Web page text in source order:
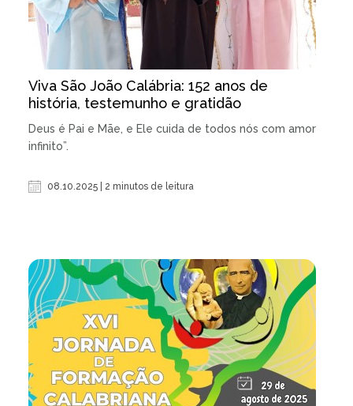
Viva São João Calábria: 152 anos de
história, testemunho e gratidão
Deus é Pai e Mãe, e Ele cuida de todos nós com amor
infinito”.
08.10.2025 | 2 minutos de leitura